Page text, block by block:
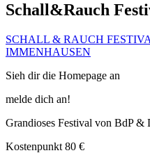
Schall&Rauch
SCHALL & RAUCH
IMMENHAUSEN
Sieh dir die Homepage an
melde dich an!
Grandioses Festival von BdP &
Kostenpunkt 80 €